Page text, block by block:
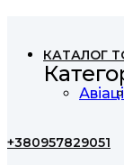
КАТАЛОГ
+380957829051